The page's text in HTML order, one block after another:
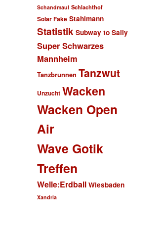
Schandmaul Schlachthof
Solar Fake Stahlmann
Statistik Subway to Sally
Super Schwarzes
Mannheim
Tanzbrunnen Tanzwut
Unzucht Wacken
Wacken Open
Air
Wave Gotik
Treffen
Welle:Erdball Wiesbaden
Xandria